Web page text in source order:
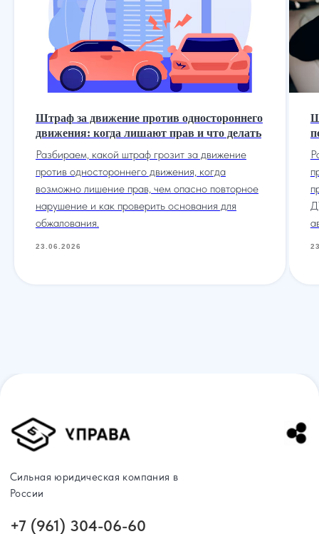
Штраф за движение против одностороннего
движения: когда лишают прав и что делать
Разбираем, какой штраф грозит за движение
против одностороннего движения, когда
возможно лишение прав, чем опасно повторное
нарушение и как проверить основания для
обжалования.
23.06.2026